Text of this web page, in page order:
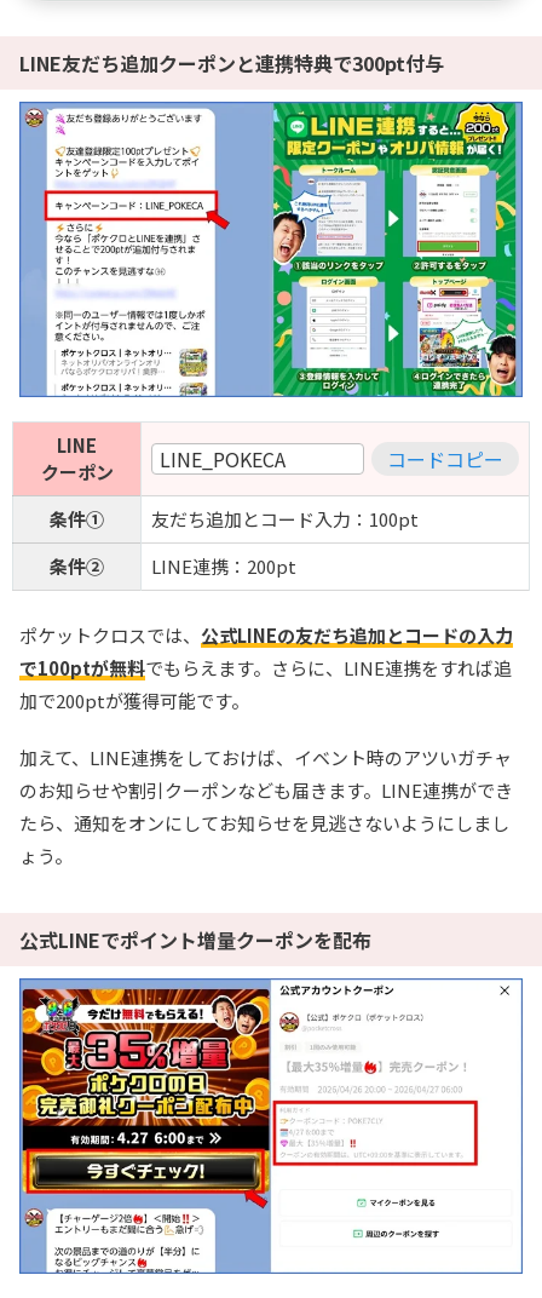
LINE友だち追加クーポンと連携特典で300pt付与
LINE
クーポン
LINE_POKECA コードコピー
条件①
友だち追加とコード入力：100pt
条件②
LINE連携：200pt
ポケットクロスでは、 公式LINEの友だち追加とコードの入力
で100ptが無料でもらえます。さらに、LINE連携をすれば追
加で200ptが獲得可能です。
加えて、LINE連携をしておけば、イベント時のアツいガチャ
のお知らせや割引クーポンなども届きます。LINE連携ができ
たら、通知をオンにしてお知らせを見逃さないようにしまし
ょう。
公式LINEでポイント増量クーポンを配布